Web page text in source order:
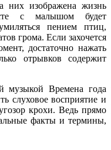
них изображена жизнь
с малышом будет
пением птиц,
грома. Если захочется
достаточно нажать
отрывков содержит
музыкой Времена года
слуховое восприятие и
крохи. Ведь прямо
факты и термины,